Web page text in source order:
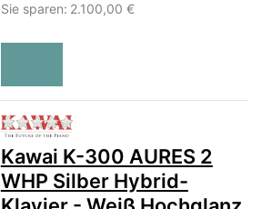
Sie sparen: 2.100,00 €
Zu diesem Produkt liegen
Kawai K-300 AURES 2
WHP Silber Hybrid-